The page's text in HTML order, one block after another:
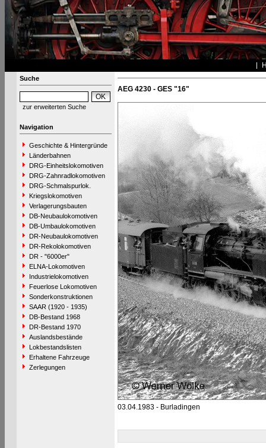
Suche
zur erweiterten Suche
Navigation
Geschichte & Hintergründe
Länderbahnen
DRG-Einheitslokomotiven
DRG-Zahnradlokomotiven
DRG-Schmalspurlok.
Kriegslokomotiven
Verlagerungsbauten
DB-Neubaulokomotiven
DB-Umbaulokomotiven
DR-Neubaulokomotiven
DR-Rekolokomotiven
DR - "6000er"
ELNA-Lokomotiven
Industrielokomotiven
Feuerlose Lokomotiven
Sonderkonstruktionen
SAAR (1920 - 1935)
DB-Bestand 1968
DR-Bestand 1970
Auslandsbestände
Lokbestandslisten
Erhaltene Fahrzeuge
Zerlegungen
AEG 4230 - GES "16"
03.04.1983 - Burladingen